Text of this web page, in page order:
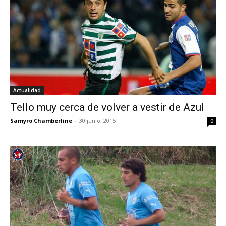
Actualidad
Tello muy cerca de volver a vestir de Azul
Samyro Chamberline - 30 junio, 2015 0